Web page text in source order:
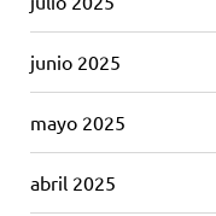
junio 2025
mayo 2025
abril 2025